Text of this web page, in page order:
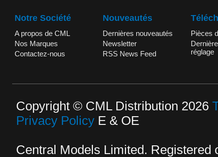
Notre Société
A propos de CML
Nos Marques
Contactez-nous
Nouveautés
Dernières nouveautés
Newsletter
RSS News Feed
Pièces
réglage
Copyright © CML Distribution 2026
Privacy Policy E & OE
Central Models Limited. Registered